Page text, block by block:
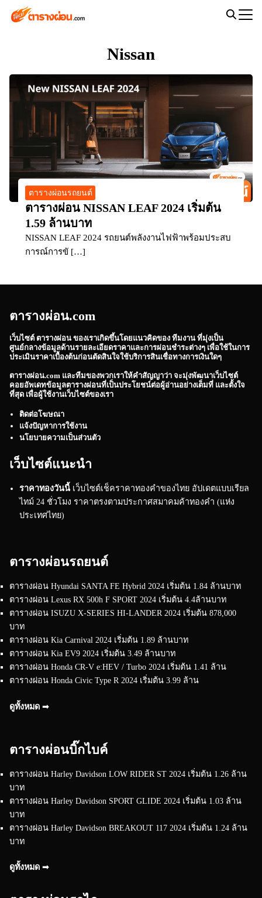
Nissan
ตารางผ่อนรถยนต์
ตารางผ่อน NISSAN LEAF 2024 เริ่มต้น
1.59 ล้านบาท
NISSAN LEAF 2024 รถยนต์พลังงานไฟฟ้าพร้อมประสบ
การณ์การขั […]
ตารางผ่อน.com
เว็บไซต์ ตารางผ่อน ของเราเกิดขึ้นโดยแนวคิดของ ทีมงาน ที่มุ่งเป็น
ศูนย์กลางข้อมูลด้านรายละเอียดราคาและการผ่อนชำระต่างๆ เพื่อใช้ในการ
ประเมินราคาเบื้องต้นก่อนตัดสินใจใช้บริการสินเชื่อทางการเงินใดๆ
ตารางผ่อน.com และทีมของพวกเราให้คำสัญญาว่า จะมุ่งพัฒนาเว็บไซต์
คอยอัพเดทข้อมูลตารางผ่อนที่เป็นประโยชน์ต่อผู้อ่านอย่างเต็มที่ และตั้งใจ
ที่สุด เพื่อผู้ใช้งานเว็บไซต์ของเรา
ติดต่อโฆษณา
แจ้งปัญหาการใช้งาน
นโยบายความเป็นส่วนตัว
เว็บไซต์แนะนำ
ราคาทองวันนี้ เว็บไซต์เช็คราคาทองคำของไทย อัปเดตแบบเรียล
ไทม์ 24 ชั่วโมง ราคาตรงตามประกาศสมาคมค้าทองคำ (แห่ง
ประเทศไทย)
ตารางผ่อนรถยนต์
ตารางผ่อน Hyundai SANTA FE Hybrid 2024 เริ่มต้น 1.84 ล้านบาท
ตารางผ่อน Lexus RX 500h F SPORT 2024 เริ่มต้น 4.4ล้านบาท
ตารางผ่อน ISUZU X-SERIES HI-LANDER 2024 เริ่มต้น 878,000
บาท
ตารางผ่อน Kia Carnival 2024 เริ่มต้น 1.89 ล้านบาท
ตารางผ่อน Kia EV9 2024 เริ่มต้น 3.49 ล้านบาท
ตารางผ่อน Honda CR-V e:HEV / Turbo 2024 เริ่มต้น 1.41 ล้าน
ตารางผ่อน Honda Civic Type R 2024 เริ่มต้น 3.99 ล้าน
ดูทั้งหมด ➟
ตารางผ่อนบิ๊กไบค์
ตารางผ่อน Harley Davidson LOW RIDER ST 2024 เริ่มต้น 1.26 ล้าน
บาท
ตารางผ่อน Harley Davidson SPORT GLIDE 2024 เริ่มต้น 1.03 ล้าน
บาท
ตารางผ่อน Harley Davidson BREAKOUT 117 2024 เริ่มต้น 1.24 ล้าน
บาท
ดูทั้งหมด ➟